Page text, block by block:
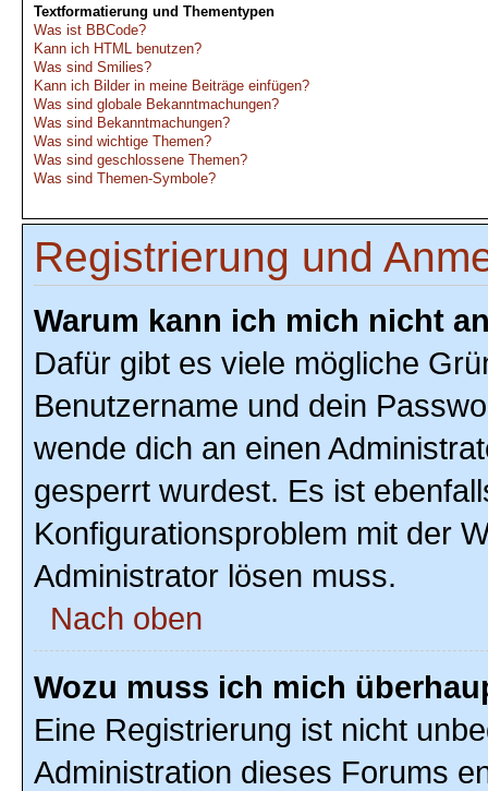
Textformatierung und Thementypen
Was ist BBCode?
Kann ich HTML benutzen?
Was sind Smilies?
Kann ich Bilder in meine Beiträge einfügen?
Was sind globale Bekanntmachungen?
Was sind Bekanntmachungen?
Was sind wichtige Themen?
Was sind geschlossene Themen?
Was sind Themen-Symbole?
Registrierung und
Warum kann ich mich nicht
Dafür gibt es viele mögliche
Benutzername und dein
wende dich an einen
gesperrt wurdest. Es ist
Konfigurationsproblem mit der
Administrator lösen muss.
Nach oben
Wozu muss ich mich
Eine Registrierung ist nicht
Administration dieses Forums